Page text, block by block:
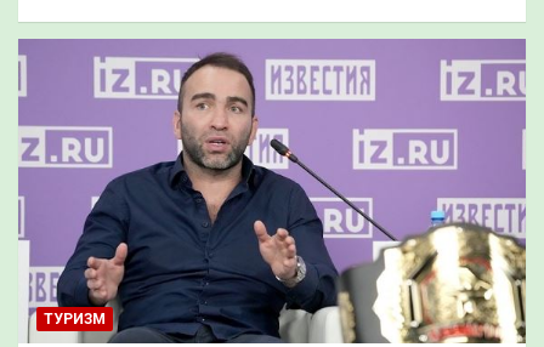
ТУРИЗМ